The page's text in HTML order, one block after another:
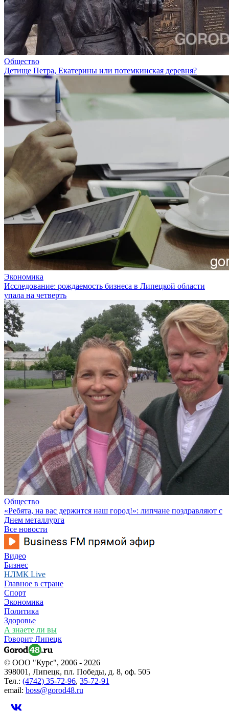
Общество
Детище Петра, Екатерины или потемкинская деревня?
Экономика
Исследование: рождаемость бизнеса в Липецкой области
упала на четверть
Общество
«Ребята, на вас держится наш город!»: липчане поздравляют с
Днем металлурга
Все новости
Видео
Бизнес
НЛМК Live
Главное в стране
Спорт
Экономика
Политика
Здоровье
А знаете ли вы
Говорит Липецк
© ООО "Курс", 2006 - 2026
398001, Липецк, пл. Победы, д. 8, оф. 505
Тел.: (4742) 35-72-96, 35-72-91
email: boss@gorod48.ru